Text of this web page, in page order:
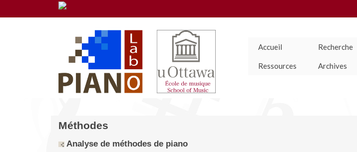
Accueil Recherche
Ressources Archives
Méthodes
Analyse de méthodes de piano